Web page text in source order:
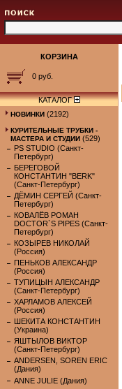
КОРЗИНА
0 руб.
КАТАЛОГ
НОВИНКИ (2192)
КУРИТЕЛЬНЫЕ ТРУБКИ -
МАСТЕРА И СТУДИИ (529)
PS STUDIO (Санкт-
Петербург)
БЕРЕГОВОЙ
КОНСТАНТИН "BERK"
(Санкт-Петербург)
ДЁМИН СЕРГЕЙ (Санкт-
Петербург)
КОВАЛЁВ РОМАН
DOCTOR`S PIPES (Санкт-
Петербург)
КОЗЫРЕВ НИКОЛАЙ
(Россия)
ПЕНЬКОВ АЛЕКСАНДР
(Россия)
ТУПИЦЫН АЛЕКСАНДР
(Санкт-Петербург)
ХАРЛАМОВ АЛЕКСЕЙ
(Россия)
ШЕКИТА КОНСТАНТИН
(Украина)
ЯШТЫЛОВ ВИКТОР
(Санкт-Петербург)
ANDERSEN, SOREN ERIC
(Дания)
ANNE JULIE (Дания)